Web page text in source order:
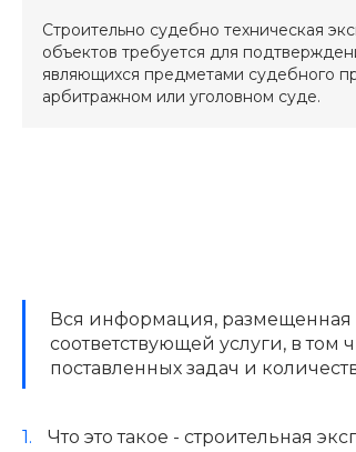
Строительно судебно техническая
объектов требуется для
являющихся предметами судебного
арбитражном или уголовном суде.
Вся информация, размещенная
соответствующей услуги, в
поставленных задач и
Что это такое - строительная